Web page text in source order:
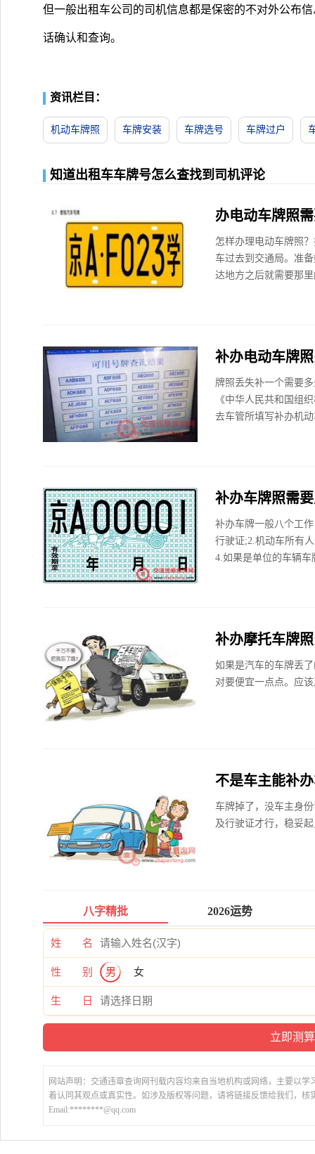
但一般出租车公司的司机信息都是保密的不对外公布
话确认和查询。
资讯栏目：
机动车牌照 车牌安装 车牌选号 车牌过户
知道出租车车牌号怎么查找到司机评论
办电动车牌照
怎样办理电动车牌照
车过去到交通局。准
达地方之后就需要那
补办电动车牌
牌照丢失补一个需要
《中华人民共和国组
去车管所填写补办机
补办车牌照需
补办车牌一般八个工
行驶证;2.机动车所有
4.如果是单位的车辆
补办摩托车牌
如果是汽车的车牌丢
对要便宜一点点。应
不是车主能补
车牌掉了，没车主身
及行驶证才行，稳妥
八字精批 2026运势
姓 名
性 别 男 女
生 日
网站声明：交通违章查询网刊载内容均来自当地机构或网络，主要以
着认同其观点或真实性。如涉及版权等问题，请将链接反馈给我们，核
Email:********@qq.com